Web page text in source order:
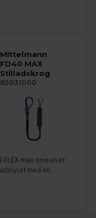
Mittelmann
FD40 MAX
Stilladskrog
85031000
I-FLEX max-snoren er
udstyret med en...